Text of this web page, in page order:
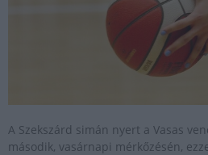
A Szekszárd simán nyert a Vasas
második, vasárnapi mérkőzésén,